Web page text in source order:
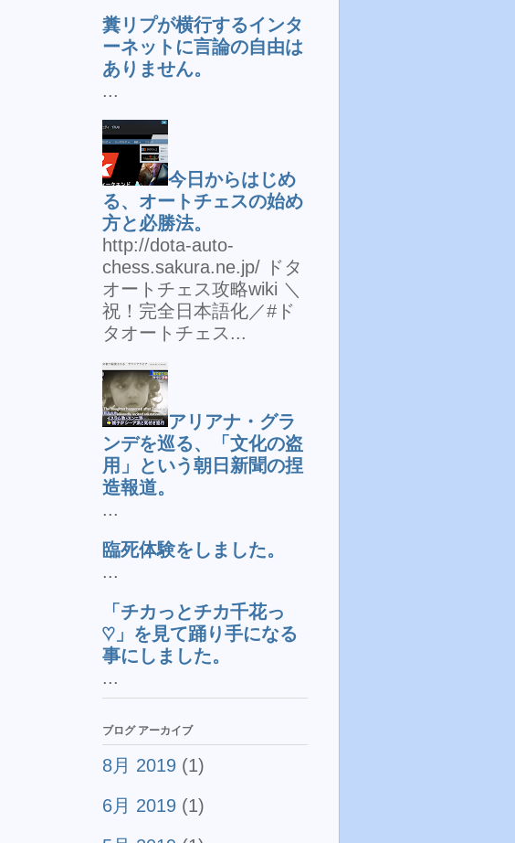
糞リプが横行するインタ
ーネットに言論の自由は
ありません。
...
今日からはじめ
る、オートチェスの始め
方と必勝法。
http://dota-auto-
chess.sakura.ne.jp/ ドタ
オートチェス攻略wiki ＼
祝！完全日本語化／#ド
タオートチェス...
アリアナ・グラ
ンデを巡る、「文化の盗
用」という朝日新聞の捏
造報道。
...
臨死体験をしました。
...
「チカっとチカ千花っ
♡」を見て踊り手になる
事にしました。
...
ブログ アーカイブ
8月 2019 (1)
6月 2019 (1)